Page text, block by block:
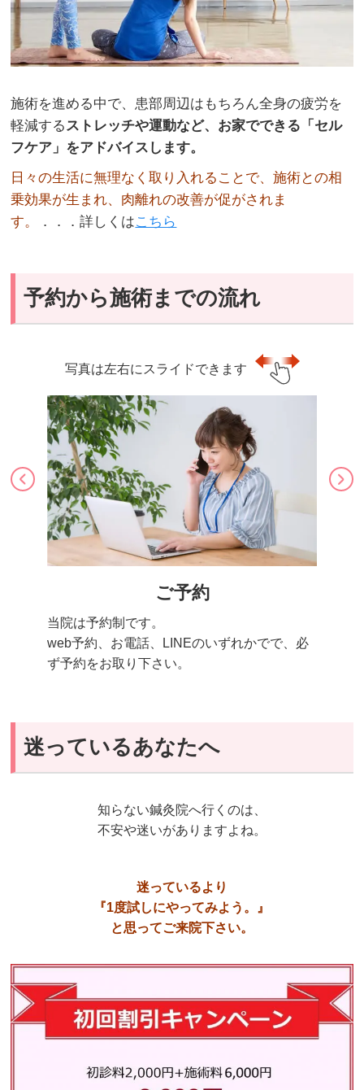
施術を進める中で、患部周辺はもちろん全身の疲労を
軽減する ストレッチや運動など、お家でできる「セル
フケア」をアドバイスします。
日々の生活に無理なく取り入れることで、施術との相
乗効果が生まれ、肉離れの改善が促がされま
す。
．．．詳しくはこちら
予約から施術までの流れ
写真は左右にスライドできます
ご予約
当院は予約制です。
web予約、お電話、LINEのいずれかでで、必
ず予約をお取り下さい。
迷っているあなたへ
知らない鍼灸院へ行くのは、
不安や迷いがありますよね。
迷っているより
『1度試しにやってみよう。』
と思ってご来院下さい。